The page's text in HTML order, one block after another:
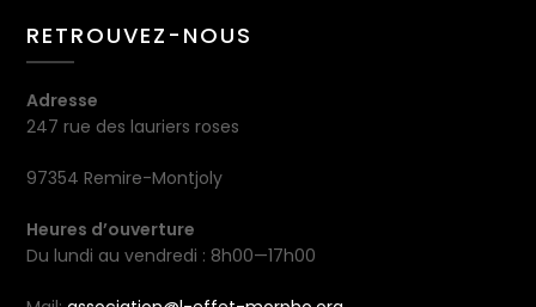
RETROUVEZ-NOUS
Adresse
247 rue des lauriers roses
97354 Remire-Montjoly
Heures d’ouverture
Du lundi au vendredi : 8h00—17h00